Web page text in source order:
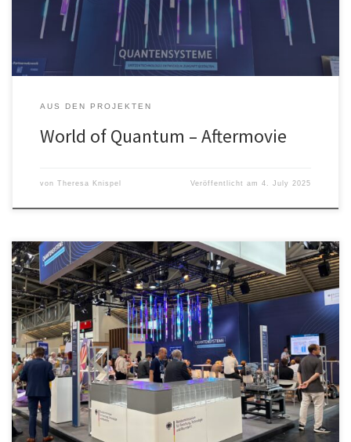
AUS DEN PROJEKTEN
World of Quantum – Aftermovie
von Theresa Knispel Veröffentlicht am4. July 2025
World of Quantum – Tag 4 Vier Tage Messewahnsinn sind vorbei.
Das war die World of Quantum 2025. Es war eine tolle Erfahrung,
wir haben viele nette Menschen kennengelernt, durften uns vielen
Besuchergruppen vorstellen und haben wertvolles Feedback
bekommen. Die Partnerwand ist leider nicht ganz fertig
geworden, da der 3D […]